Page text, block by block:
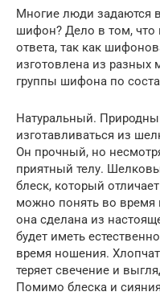
Многие люди задаются
шифон? Дело в том, что
ответа, так как
изготовлена из разных
группы шифона по
Натуральный.
изготавливаться из
Он прочный, но
приятный телу.
блеск, который
можно понять во время
она сделана из
будет иметь
время ношения.
теряет свечение и
Помимо блеска и